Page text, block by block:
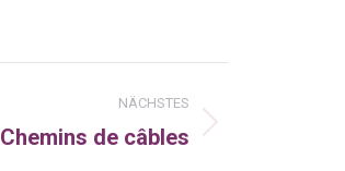
NÄCHSTES
Chemins de câbles